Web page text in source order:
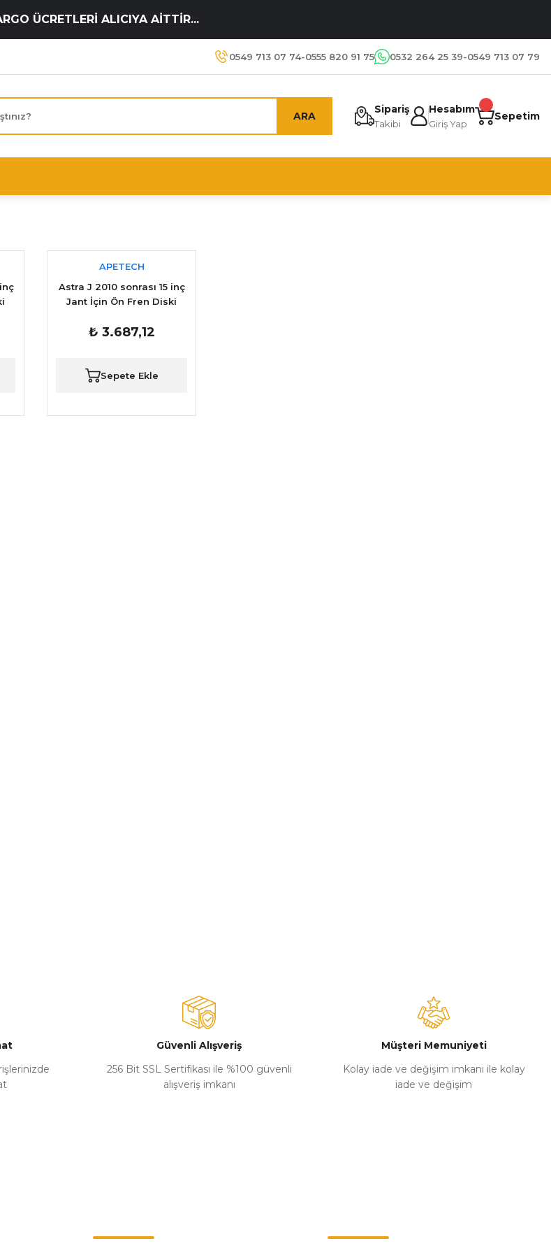
ÜCRETLERİ ALICIYA AİTTİR...
0549 713 07 74-0555 820 91 75 0532 264 25 39-0549 713 07 79
ARA
Sipariş
Takibi
Hesabım
Giriş Yap
Sepetim
APETECH
Astra J 2010 sonrası 15 inç
Jant İçin Ön Fren Diski
₺ 3.687,12
Sepete Ekle
Güvenli Alışveriş
256 Bit SSL Sertifikası ile %100 güvenli
alışveriş imkanı
Müşteri Memuniyeti
Kolay iade ve değişim imkanı ile kolay
iade ve değişim